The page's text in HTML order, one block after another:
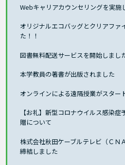
Webキャリアカウンセリングを実施
オリジナルエコバッグとクリアファ
た！！
図書無料配送サービスを開始しまし
本学教員の著書が出版されました
オンラインによる遠隔授業がスター
【お礼】新型コロナウイルス感染症
贈について
株式会社秋田ケーブルテレビ（ＣＮ
締結しました